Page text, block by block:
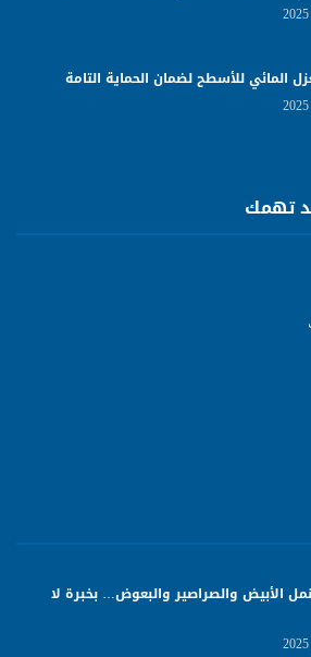
المائي للأسطح لضمان الحماية التامة
تهمك
الأبيض والصراصير والبعوض… بخبرة لا